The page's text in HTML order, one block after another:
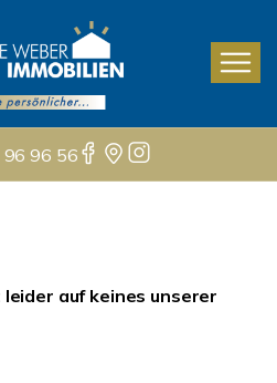
96 56
auf keines unserer